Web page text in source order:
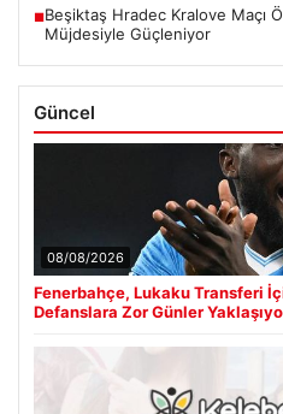
■Beşiktaş Hradec Kralove Maçı
Müjdesiyle Güçleniyor
Güncel
08/08/2026
Fenerbahçe, Lukaku Transferi
Defanslara Zor Günler